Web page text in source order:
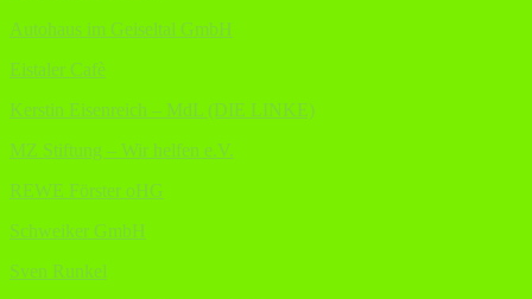
Autohaus im Geiseltal GmbH
Eistaler Cafè
Kerstin Eisenreich – MdL (DIE LINKE)
MZ Stiftung – Wir helfen e.V.
REWE Förster oHG
Schweiker GmbH
Sven Runkel